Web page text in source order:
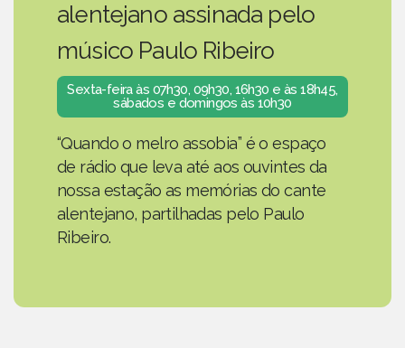
alentejano assinada pelo
músico Paulo Ribeiro
Sexta-feira às 07h30, 09h30, 16h30 e às 18h45,
sábados e domingos às 10h30
“Quando o melro assobia” é o espaço
de rádio que leva até aos ouvintes da
nossa estação as memórias do cante
alentejano, partilhadas pelo Paulo
Ribeiro.